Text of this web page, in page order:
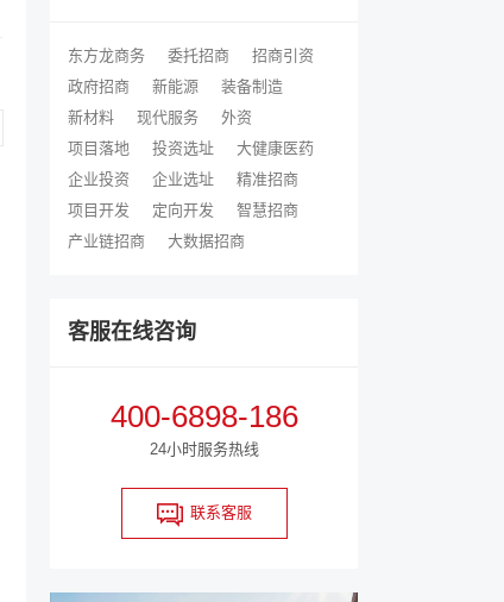
东方龙商务 委托招商
招商引资
政府招商
新能源
装备制造
新材料
现代服务
外资
项目落地
投资选址
大健康医药
企业投资
企业选址
精准招商
项目开发
定向开发
智慧招商
产业链招商
大数据招商
客服在线咨询
400-6898-186
24小时服务热线
联系客服